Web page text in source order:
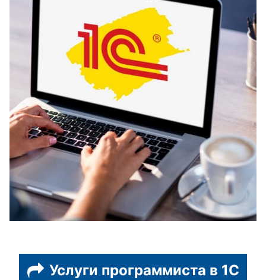
Услуги программиста в 1С